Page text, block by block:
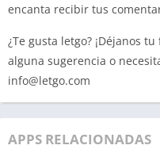
encanta recibir tus
¿Te gusta letgo? ¡Déjanos
alguna sugerencia o
info@letgo.com
APPS RELACIONADAS